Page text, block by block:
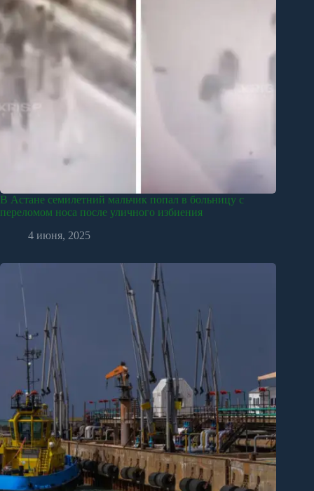
В Астане семилетний мальчик попал в больницу с
переломом носа после уличного избиения
4 июня, 2025